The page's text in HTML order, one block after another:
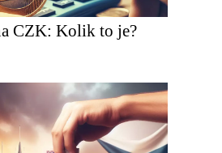
CZK: Kolik to je?